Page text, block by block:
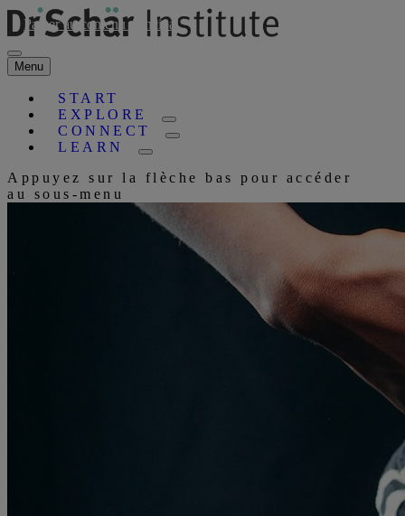
Passer au contenu principal
Menu
START
EXPLORE
CONNECT
LEARN
Appuyez sur la flèche bas pour accéder
au sous-menu